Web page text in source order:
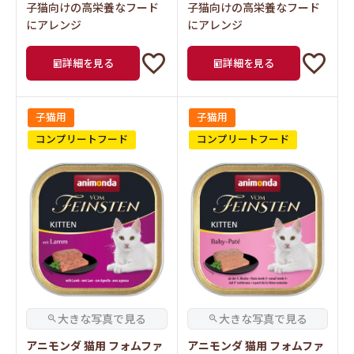
子猫向けの高栄養なフード
にアレンジ
詳細を見る
子猫向けの高栄養なフード
にアレンジ
詳細を見る
子猫用
コンプリートフード
アニモンダ 猫用 フォムファ
子猫用
コンプリートフード
アニモンダ 猫用 フォムファ